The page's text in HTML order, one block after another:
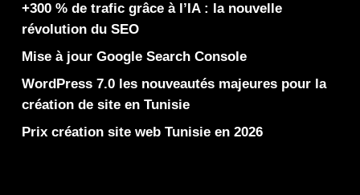
+300 % de trafic grâce à l’IA : la nouvelle
révolution du SEO
Mise à jour Google Search Console
WordPress 7.0 les nouveautés majeures pour la
création de site en Tunisie
Prix création site web Tunisie en 2026